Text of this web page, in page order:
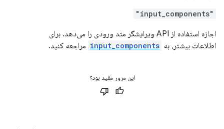
"input_components"
اجازه استفاده از API ویرایشگر متد ورودی را می‌دهد. برای
اطلاعات بیشتر، به input_components مراجعه کنید.
این مرور مفید بود؟